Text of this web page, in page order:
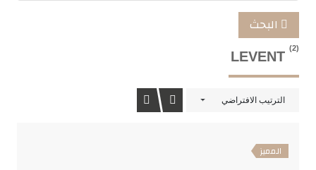
LEVENT
(2)
الترتيب الافتراضي
المميز